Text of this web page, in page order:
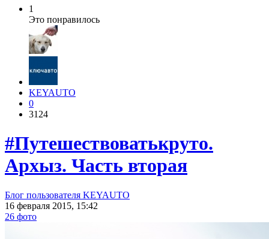
1
Это понравилось
KEYAUTO
0
3124
#Путешествоватькруто.
Архыз. Часть вторая
Блог пользователя KEYAUTO
16 февраля 2015, 15:42
26 фото